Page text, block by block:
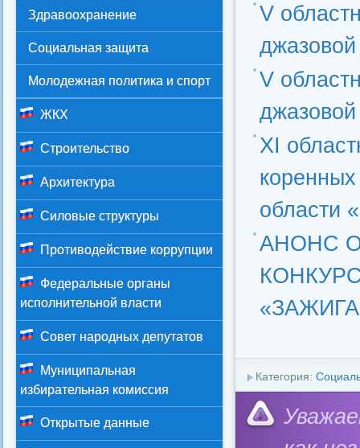
V
V
ХI
области
АНОНС
Категория:
Здравоохранение
Социальная защита
Молодежная политика и спорт
ЖКХ
Строительство
Архитектура
Силовые структуры
Противодействие коррупции
Федеральные органы
исполнительной власти
Совет народных депутатов
Муниципальная
избирательная комиссия
Открытые данные